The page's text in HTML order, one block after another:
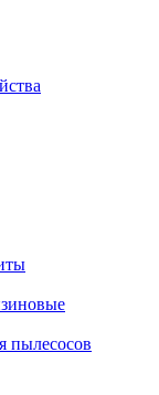
пылесосов